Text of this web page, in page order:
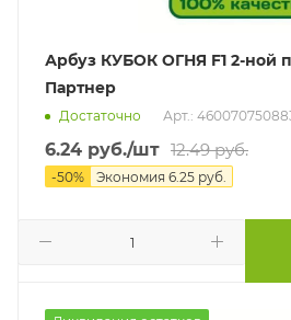
Арбуз КУБОК ОГНЯ F1 2-ной
Партнер
Достаточно Арт.:
6.24 руб./шт 12.49руб.
-50% Экономия 6.25 руб.